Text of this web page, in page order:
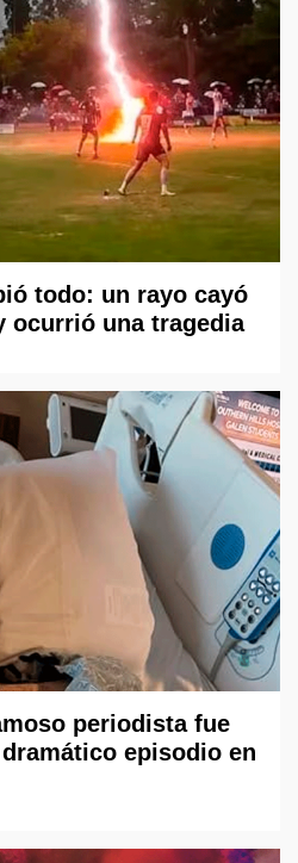
todo: un rayo cayó
ocurrió una tragedia
periodista fue
episodio en